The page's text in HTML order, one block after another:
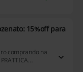
15%off para
comprando na